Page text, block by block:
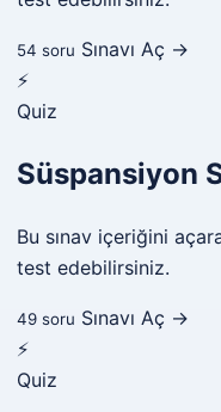
54 soru Sınavı Aç →
⚡
Quiz
Süspansiyon
Bu sınav içeriğini
test edebilirsiniz.
49 soru Sınavı Aç →
⚡
Quiz